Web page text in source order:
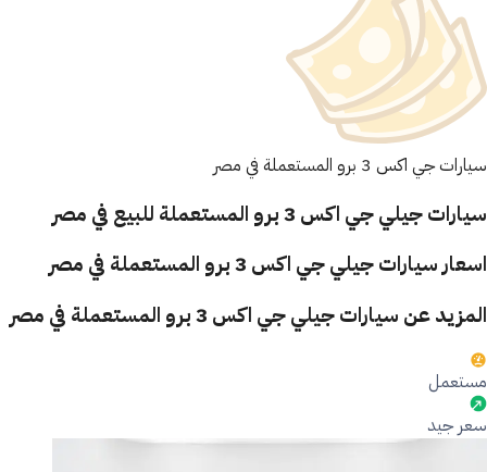
سيارات جي اكس 3 برو المستعملة في مصر
سيارات جيلي جي اكس 3 برو المستعملة للبيع في مصر
اسعار سيارات جيلي جي اكس 3 برو المستعملة في مصر
المزيد عن سيارات جيلي جي اكس 3 برو المستعملة في مصر
مستعمل
سعر جيد